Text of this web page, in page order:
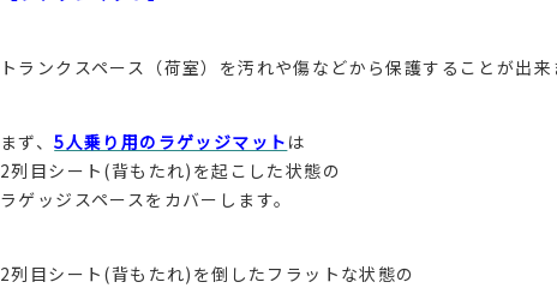
トランクスペース（荷室）を汚れや傷などから保護することが出来
まず、5人乗り用のラゲッジマット は
2列目シート(背もたれ)を起こした状態の
ラゲッジスペースをカバーします。
2列目シート(背もたれ)を倒したフラットな状態の